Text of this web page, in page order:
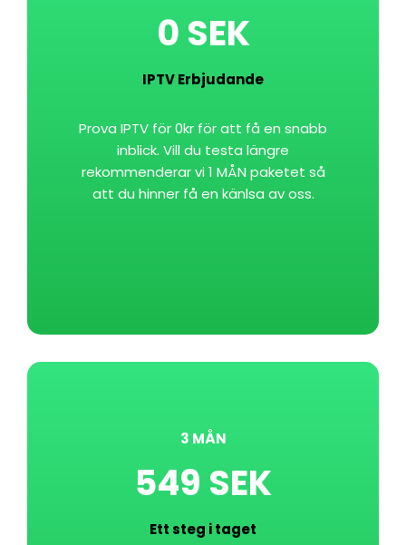
0 SEK
IPTV Erbjudande
Prova IPTV för 0kr för att få en snabb
inblick. Vill du testa längre
rekommenderar vi 1 MÅN paketet så
att du hinner få en känlsa av oss.
3 MÅN
549 SEK
Ett steg i taget